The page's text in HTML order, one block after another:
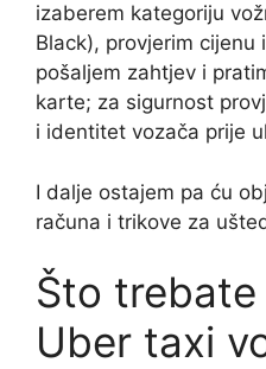
izaberem kategoriju
Black), provjerim cijenu
pošaljem zahtjev i
karte; za sigurnost
i identitet vozača prije
I dalje ostajem pa ću
računa i trikove za
Što
Uber taxi